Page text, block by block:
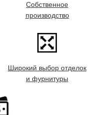
Собственное
производство
Широкий выбор отделок
и фурнитуры